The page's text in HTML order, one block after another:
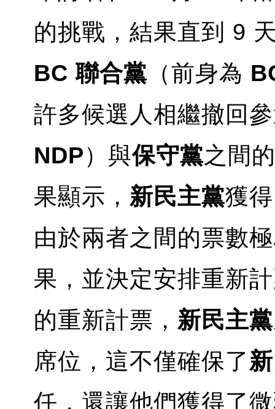
的挑戰，結果直到 9
BC 聯合黨 （前身為
許多候選人相繼撤回
NDP）與保守黨之間
果顯示， 新民主黨獲
由於兩者之間的票數
果，並決定安排重新
的重新計票， 新民主黨
席位，這不僅確保了
任，還讓他們獲得了